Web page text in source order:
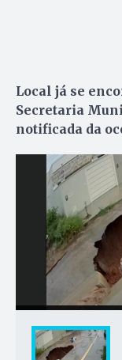
Local já se
Secretaria
notificada da